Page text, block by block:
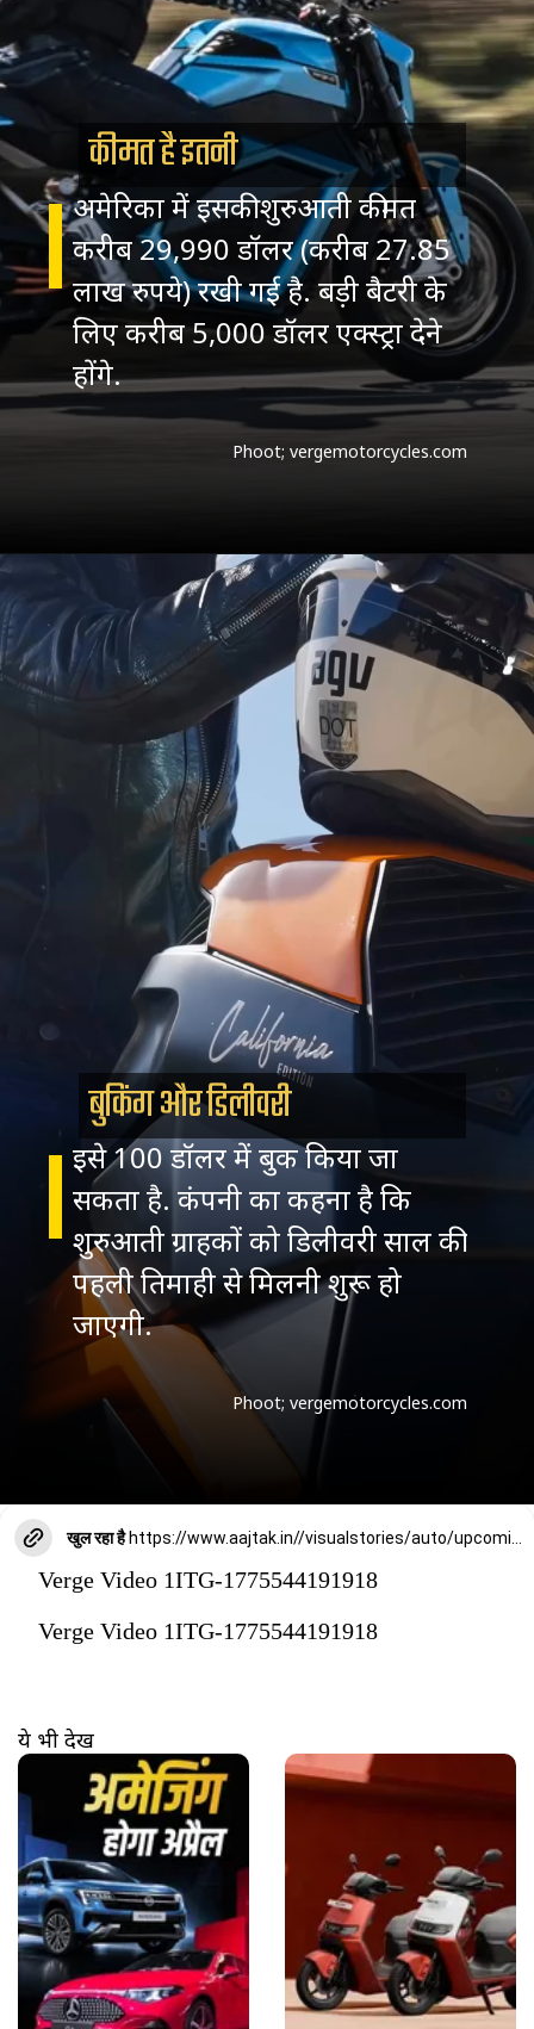
कीमत है इतनी
अमेरिका में इसकी शुरुआती कीमत
करीब 29,990 डॉलर (करीब 27.85
लाख रुपये) रखी गई है. बड़ी बैटरी के
लिए करीब 5,000 डॉलर एक्स्ट्रा देने
होंगे.
Phoot; vergemotorcycles.com
बुकिंग और डिलीवरी
इसे 100 डॉलर में बुक किया जा
सकता है. कंपनी का कहना है कि
शुरुआती ग्राहकों को डिलीवरी साल की
पहली तिमाही से मिलनी शुरू हो
जाएगी.
Phoot; vergemotorcycles.com
खुल रहा है
Verge Video 1ITG-1775544191918
Verge Video 1ITG-1775544191918
ये भी देखें